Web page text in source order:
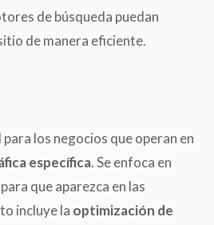
de búsqueda puedan
de manera eficiente.
para los negocios que operan en
específica. Se enfoca en
que aparezca en las
incluye la optimización de